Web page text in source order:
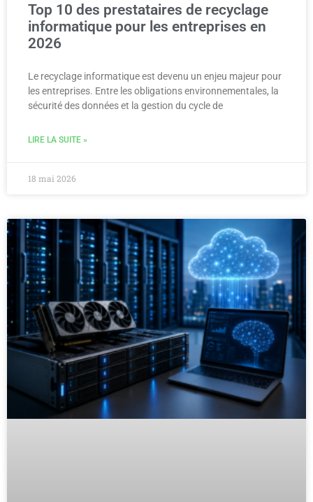
Top 10 des prestataires de recyclage
informatique pour les entreprises en
2026
Le recyclage informatique est devenu un enjeu majeur pour
les entreprises. Entre les obligations environnementales, la
sécurité des données et la gestion du cycle de
LIRE LA SUITE »
18 mai 2026